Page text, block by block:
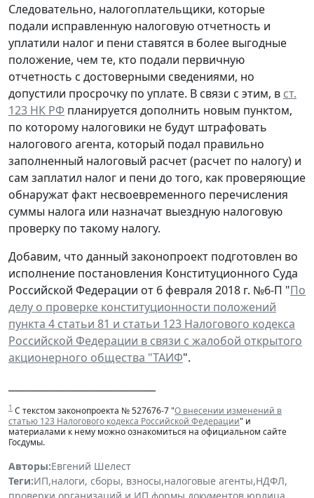
Следовательно, налогоплательщики, которые
подали исправленную налоговую отчетность и
уплатили налог и пени ставятся в более выгодные
положение, чем те, кто подали первичную
отчетность с достоверными сведениями, но
допустили просрочку по уплате. В связи с этим, в ст.
123 НК РФ планируется дополнить новым пунктом,
по которому налоговики не будут штрафовать
налогового агента, который подал правильно
заполненный налоговый расчет (расчет по налогу) и
сам заплатил налог и пени до того, как проверяющие
обнаружат факт несвоевременного перечисления
суммы налога или назначат выездную налоговую
проверку по такому налогу.
Добавим, что данный законопроект подготовлен во
исполнение постановления Конституционного Суда
Российской Федерации от 6 февраля 2018 г. №6-П "По
делу о проверке конституционности положений
пункта 4 статьи 81 и статьи 123 Налогового кодекса
Российской Федерации в связи с жалобой открытого
акционерного общества "ТАИФ".
1 С текстом законопроекта № 527676-7 "О внесении изменений в
статью 123 Налогового кодекса Российской Федерации" и
материалами к нему можно ознакомиться на официальном сайте
Госдумы.
Авторы:Евгений Шелест
Теги:ИП,налоги, сборы, взносы,налоговые агенты,НДФЛ,